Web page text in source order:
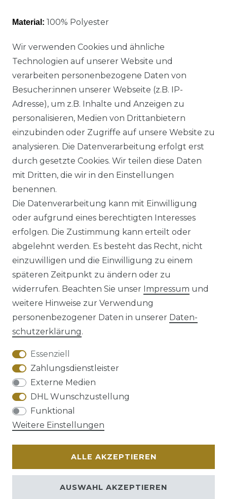
Material: 100% Polyester
Ähnlicher Artikel
Artikelpaket :
UVP 59,95 €
ab 58,95 € *
Impressum Daten­schutz­erklärung
AGB Barrierefreiheitserklärung
Widerrufs­recht
Wir verwenden Cookies und ähnliche
Technologien auf unserer Website und
verarbeiten personenbezogene Daten von
Besucher:innen unserer Webseite (z.B. IP-
Adresse), um z.B. Inhalte und Anzeigen zu
personalisieren, Medien von Drittanbietern
einzubinden oder Zugriffe auf unsere Website zu
analysieren. Die Datenverarbeitung erfolgt erst
durch gesetzte Cookies. Wir teilen diese Daten
mit Dritten, die wir in den Einstellungen
benennen.
Die Datenverarbeitung kann mit Einwilligung
oder aufgrund eines berechtigten Interesses
erfolgen. Die Zustimmung kann erteilt oder
abgelehnt werden. Es besteht das Recht, nicht
einzuwilligen und die Einwilligung zu einem
späteren Zeitpunkt zu ändern oder zu
widerrufen. Beachten Sie unser Impressum und
weitere Hinweise zur Verwendung
personenbezogener Daten in unserer Daten­
schutz­erklärung.
Essenziell
Zahlungsdienstleister
Externe Medien
DHL Wunschzustellung
Funktional
Weitere Einstellungen
ALLE AKZEPTIEREN
AUSWAHL AKZEPTIEREN